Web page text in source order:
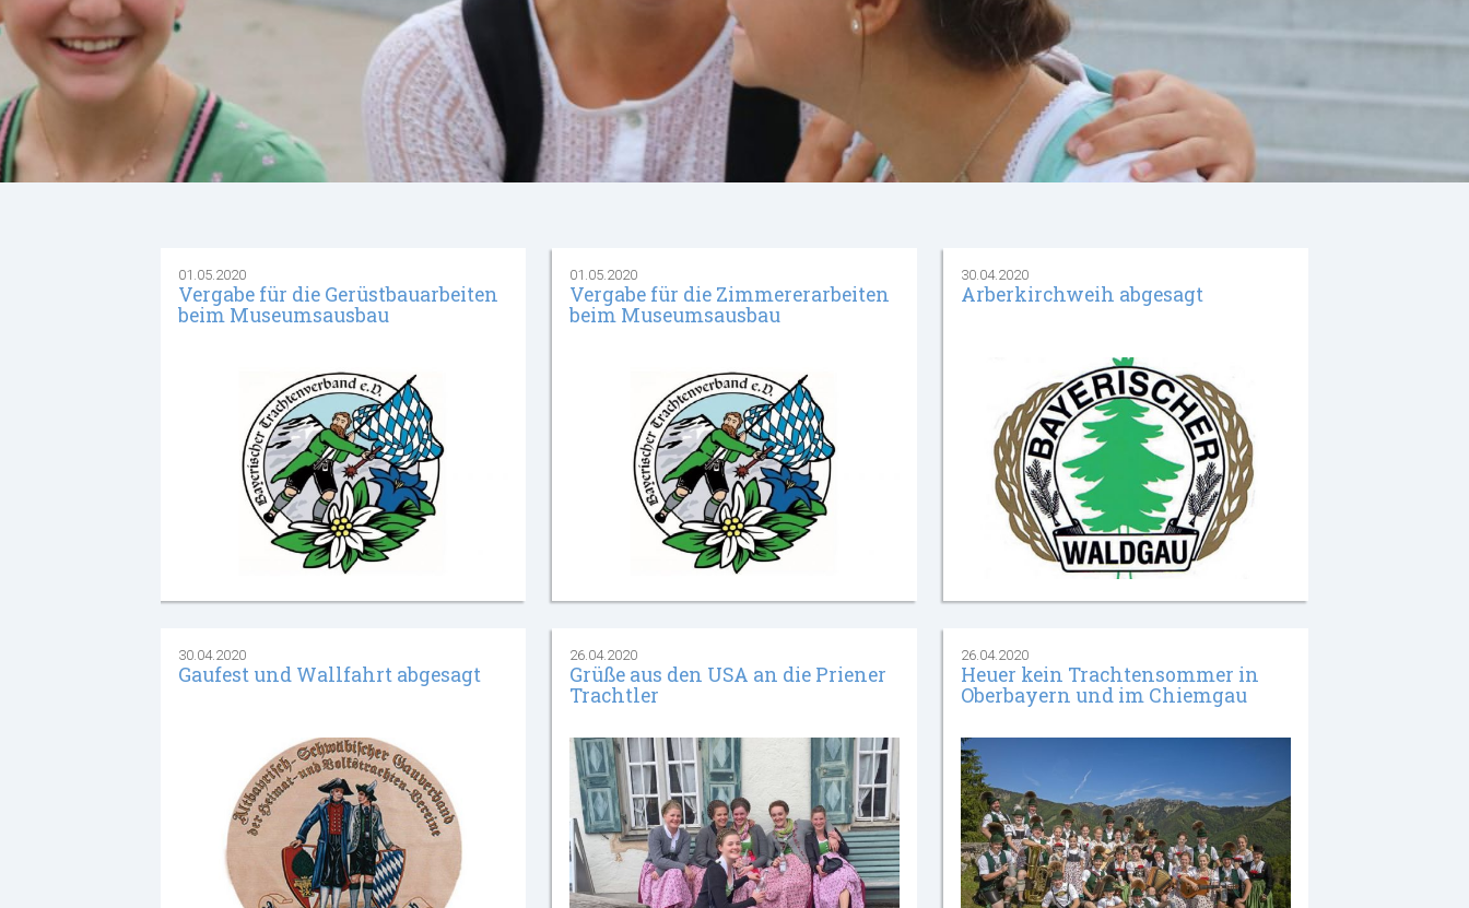
01.05.2020
Vergabe für die Gerüstbauarbeiten
beim Museumsausbau
01.05.2020
Vergabe für die Zimmererarbeiten
beim Museumsausbau
30.04.2020
Arberkirchweih abgesagt
30.04.2020
Gaufest und Wallfahrt abgesagt
26.04.2020
Grüße aus den USA an die Priener
Trachtler
26.04.2020
Heuer kein Trachtensommer in
Oberbayern und im Chiemgau